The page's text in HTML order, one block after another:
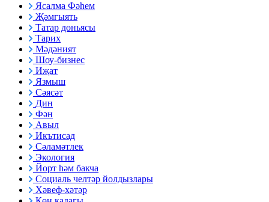
Ясалма Фәһем
Җәмгыять
Татар дөньясы
Тарих
Мәдәният
Шоу-бизнес
Иҗат
Язмыш
Сәясәт
Дин
Фән
Авыл
Икътисад
Сәламәтлек
Экология
Йорт һәм бакча
Социаль челтәр йолдызлары
Хәвеф-хәтәр